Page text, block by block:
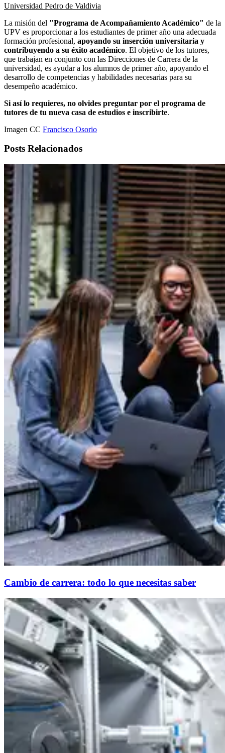
Universidad Pedro de Valdivia
La misión del "Programa de Acompañamiento Académico" de la
UPV es proporcionar a los estudiantes de primer año una adecuada
formación profesional, apoyando su inserción universitaria y
contribuyendo a su éxito académico. El objetivo de los tutores,
que trabajan en conjunto con las Direcciones de Carrera de la
universidad, es ayudar a los alumnos de primer año, apoyando el
desarrollo de competencias y habilidades necesarias para su
desempeño académico.
Si así lo requieres, no olvides preguntar por el programa de
tutores de tu nueva casa de estudios e inscribirte.
Imagen CC Francisco Osorio
Posts Relacionados
Cambio de carrera: todo lo que necesitas saber